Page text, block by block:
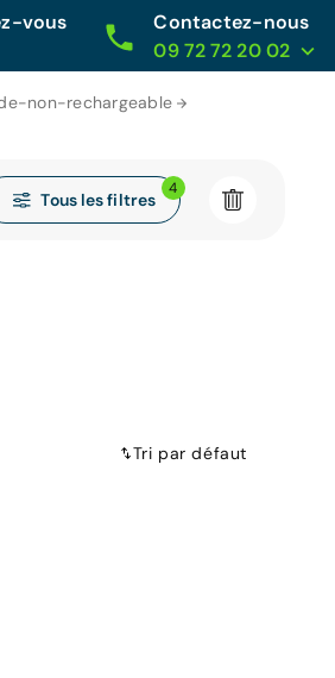
vous
Contactez-nous
09 72 72 20 02
non-rechargeable
de vitesse Kilométrage
Tous les filtres
4
Tri par défaut